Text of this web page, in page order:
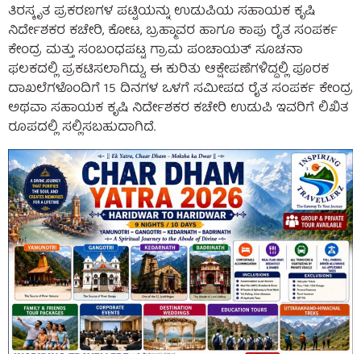
ತಿರಸ್ಕೃತ ಪ್ರಕರಣಗಳ ಪಟ್ಟಿಯನ್ನು ಉಡುಪಿಯ ಸಹಾಯಕ ಕೃಷಿ
ನಿರ್ದೇಶಕರ ಕಚೇರಿ, ಕೋಟ, ಬ್ರಹ್ಮಾವರ ಹಾಗೂ ಕಾಪು ರೈತ ಸಂಪರ್ಕ
ಕೇಂದ್ರ ಮತ್ತು ಸಂಬಂಧಪಟ್ಟ ಗ್ರಾಮ ಪಂಚಾಯತ್ ಸೂಚನಾ
ಫಲಕದಲ್ಲಿ ಪ್ರಕಟಿಸಲಾಗಿದ್ದು, ಈ ಕುರಿತು ಆಕ್ಷೇಪಣೆಗಳಿದ್ದಲ್ಲಿ ಪೂರಕ
ದಾಖಲೆಗಳೊಂದಿಗೆ 15 ದಿನಗಳ ಒಳಗೆ ಸಮೀಪದ ರೈತ ಸಂಪರ್ಕ ಕೇಂದ್ರ
ಅಥವಾ ಸಹಾಯಕ ಕೃಷಿ ನಿರ್ದೇಶಕರ ಕಚೇರಿ ಉಡುಪಿ ಇವರಿಗೆ ಲಿಖಿತ
ರೂಪದಲ್ಲಿ ಸಲ್ಲಿಸಬಹುದಾಗಿದೆ.